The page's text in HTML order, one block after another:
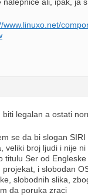
www.linuxo.net/
biti legalan a ostati
se da bi slogan
veliki broj ljudi i nije
titulu Ser od
projekat, i slobodan
slobodnih slika,
da poruka zraci